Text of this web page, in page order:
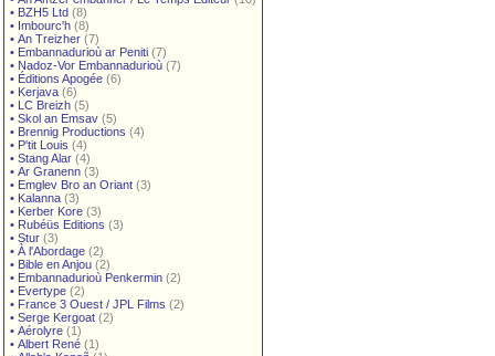
• BZH5 Ltd (8)
• Imbourc'h (8)
• An Treizher (7)
• Embannadurioù ar Peniti (7)
• Nadoz-Vor Embannadurioù (7)
• Éditions Apogée (6)
• Kerjava (6)
• LC Breizh (5)
• Skol an Emsav (5)
• Brennig Productions (4)
• P'tit Louis (4)
• Stang Alar (4)
• Ar Granenn (3)
• Emglev Bro an Oriant (3)
• Kalanna (3)
• Kerber Kore (3)
• Rubéüs Editions (3)
• Stur (3)
• À l'Abordage (2)
• Bible en Anjou (2)
• Embannadurioù Penkermin (2)
• Evertype (2)
• France 3 Ouest / JPL Films (2)
• Serge Kergoat (2)
• Aérolyre (1)
• Albert René (1)